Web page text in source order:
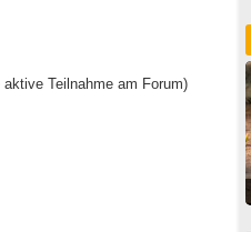
Teilnahme am Forum)